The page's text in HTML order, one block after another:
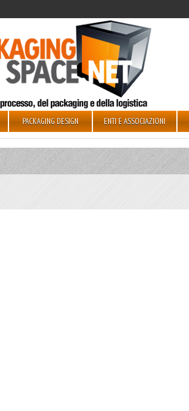
PACKAGING DESIGN ENTI E ASSOCIAZIONI